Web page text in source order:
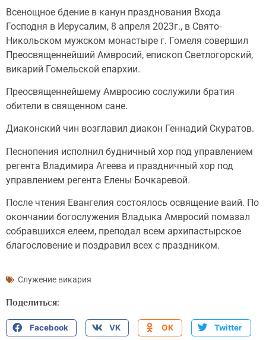
Всенощное бдение в канун празднования Входа
Господня в Иерусалим, 8 апреля 2023г., в Свято-
Никольском мужском монастыре г. Гомеля совершил
Преосвященнейший Амвросий, епископ Светлогорский,
викарий Гомельской епархии.
Преосвященнейшему Амвросию сослужили братия
обители в священном сане.
Диаконский чин возглавил диакон Геннадий Скуратов.
Песнопения исполнил будничный хор под управлением
регента Владимира Агеева и праздничный хор под
управлением регента Елены Бочкаревой.
После чтения Евангелия состоялось освящение ваий. По
окончании богослужения Владыка Амвросий помазал
собравшихся елеем, преподал всем архипастырское
благословение и поздравил всех с праздником.
Служение викария
Поделиться:
Facebook VK OK Twitter